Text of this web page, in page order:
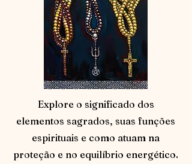
Explore o significado dos
elementos sagrados, suas funções
espirituais e como atuam na
proteção e no equilíbrio energético.